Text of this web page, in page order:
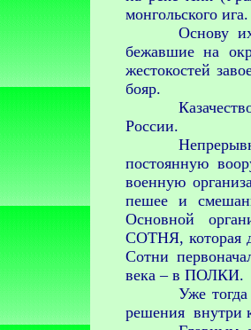
монгольского ига.
Основу
бежавшие на
жестокостей
бояр.
России.
постоянную
военную
пешее и
Основной
СОТНЯ,
Сотни
века – в ПОЛКИ.
Уже
решения внутри